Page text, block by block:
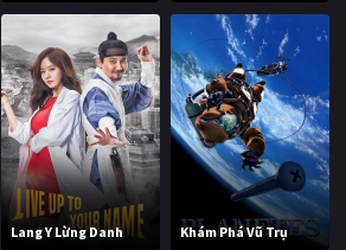
Lang Y Lừng Danh Khám Phá Vũ Trụ